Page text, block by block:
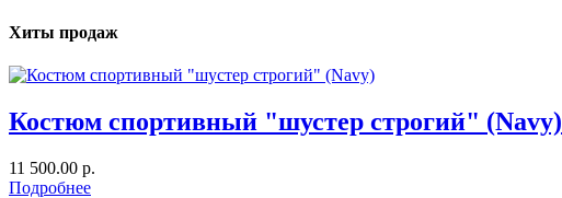
Хиты продаж
Костюм спортивный "шустер строгий" (Navy)
11 500.00 р.
Подробнее